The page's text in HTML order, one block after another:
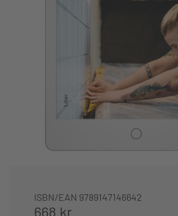
ISBN/EAN 9789147146642
668 kr